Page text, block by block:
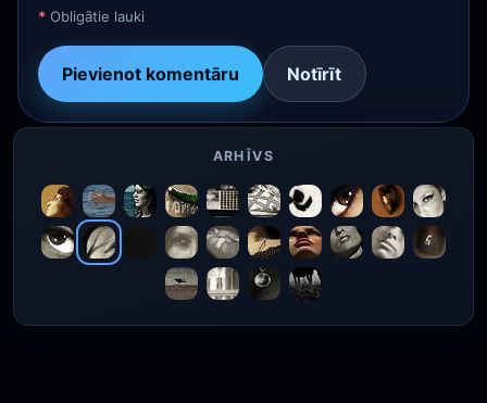
* Obligātie lauki
Pievienot komentāru Notīrīt
ARHĪVS